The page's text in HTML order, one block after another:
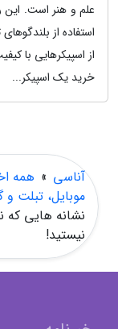
علم و هنر است. این
استفاده از
از اسپیکرهایی با
خرید یک اسپیکر...
آناسی » همه
موبایل، تبلت
نشانه هایی که
نیستید!